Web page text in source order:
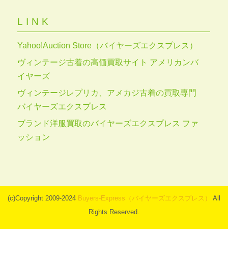
LINK
Yahoo!Auction Store（バイヤーズエクスプレス）
ヴィンテージ古着の高価買取サイト アメリカンバ
イヤーズ
ヴィンテージレプリカ、アメカジ古着の買取専門
バイヤーズエクスプレス
ブランド洋服買取のバイヤーズエクスプレス ファ
ッション
(c)Copyright 2009-2024 Buyers-Express（バイヤーズエクスプレス）
All
Rights Reserved.